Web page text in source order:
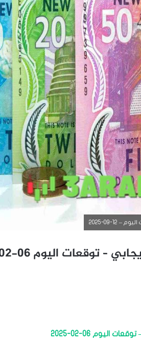
09-2025
– توقعات اليوم 06-02-2025
اليوم 06-02-2025